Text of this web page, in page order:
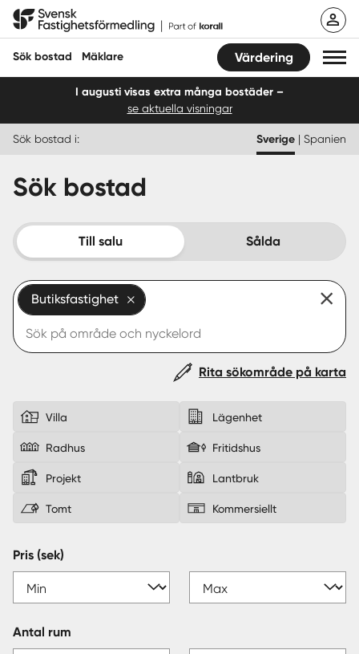
Hoppa
Svensk Fastighetsförmedling
Sök bostad Mäklare Värdering
Sälja
Köpa
Start
Logga in
I augusti visas extra många bostäder –
se aktuella visningar
Sök bostad i: Sverige | Spanien
Sök bostad
Till salu Sålda
Butiksfastighet
Rita sökområde på karta
Villa Lägenhet
Radhus Fritidshus
Projekt Lantbruk
Tomt Kommersiellt
Pris (sek)
Antal rum